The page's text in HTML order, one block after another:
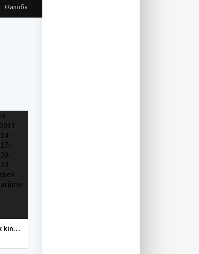
Жалоба
Yangi O'zbek kinolar 2010-2011-2012-2013-2014-2015-2016-2017-2018-2019-2020-2021-2022-2023-2024-2025 O'zbek tilida Uzbek tarjima Full HD